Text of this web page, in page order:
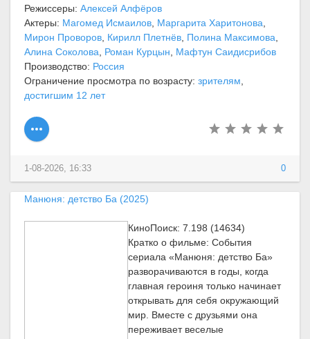
Режиссеры: Алексей Алфёров
Актеры: Магомед Исмаилов Маргарита Харитонова
Мирон Проворов Кирилл Плетнёв Полина Максимова
Алина Соколова
Роман Курцын
Мафтун Саидисрибов
Производство: Россия
Ограничение просмотра по возрасту: зрителям
достигшим 12 лет
0
1-08-2026, 16:33
Манюня: детство Ба (2025)
КиноПоиск: 7.198 (14634)
Кратко о фильме: События
сериала «Манюня: детство Ба»
разворачиваются в годы, когда
главная героиня только начинает
открывать для себя окружающий
мир. Вместе с друзьями она
переживает веселые